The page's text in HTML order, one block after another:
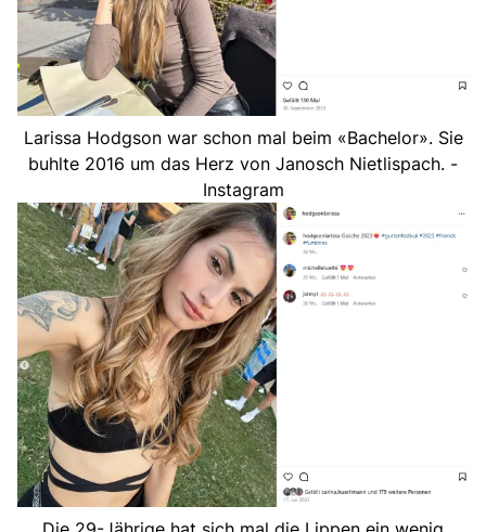
Larissa Hodgson war schon mal beim «Bachelor». Sie
buhlte 2016 um das Herz von Janosch Nietlispach. -
Instagram